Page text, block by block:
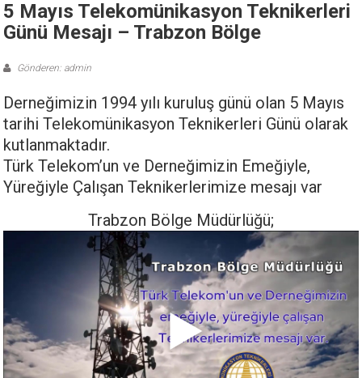
5 Mayıs Telekomünikasyon Teknikerleri
Günü Mesajı – Trabzon Bölge
Gönderen: admin
Derneğimizin 1994 yılı kuruluş günü olan 5 Mayıs
tarihi Telekomünikasyon Teknikerleri Günü olarak
kutlanmaktadır.
Türk Telekom’un ve Derneğimizin Emeğiyle,
Yüreğiyle Çalışan Teknikerlerimize mesajı var
Trabzon Bölge Müdürlüğü;